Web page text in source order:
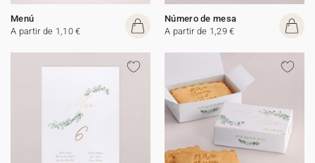
Menú
A partir de 1,10 €
Número de mesa
A partir de 1,29 €